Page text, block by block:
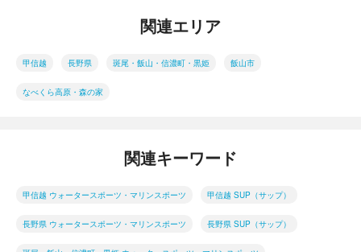
関連エリア
甲信越 長野県 斑尾・飯山・信濃町・黒姫 飯山市
なべくら高原・森の家
関連キーワード
甲信越 ウォータースポーツ・マリンスポーツ 甲信越 SUP（サップ）
長野県 ウォータースポーツ・マリンスポーツ 長野県 SUP（サップ）